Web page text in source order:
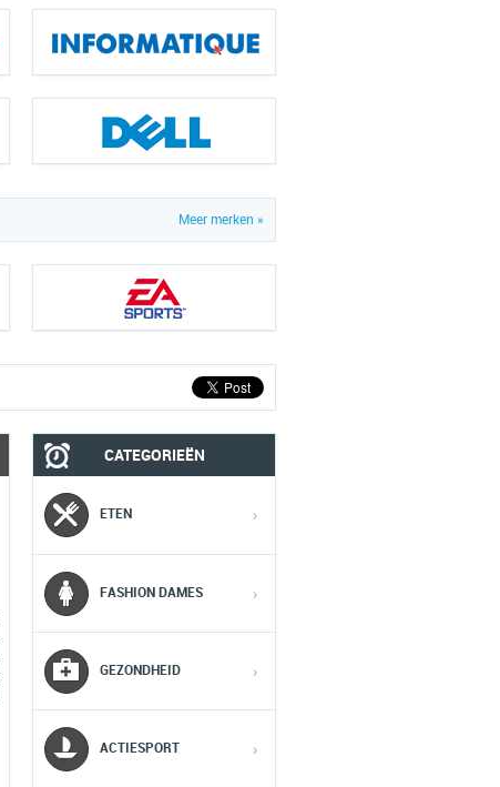
Meer merken »
MEDIA
CATEGORIEËN
ETEN ›
FASHION DAMES ›
GEZONDHEID ›
ACTIESPORT ›